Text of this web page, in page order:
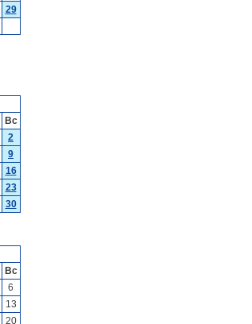
29
Вс
2
9
16
23
30
Вс
6
13
20